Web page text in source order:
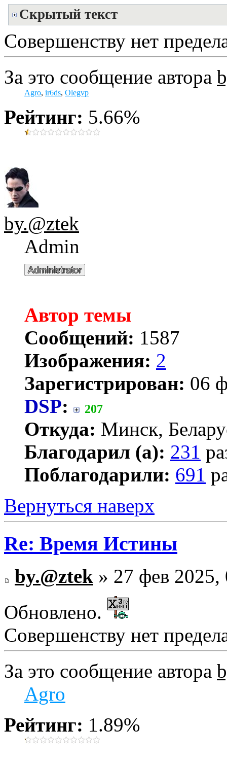
Скрытый текст
Совершенству нет
За это сообщение автора
Agro, ir6ds, Olegvp
Рейтинг: 5.66%
by.@ztek
Admin
Автор темы
Сообщений: 1587
Изображения: 2
Зарегистрирован: 06
DSP: 207
Откуда: Минск,
Благодарил (а): 231
Поблагодарили: 691
Вернуться наверх
Re: Время Истины
by.@ztek » 27 фев 2025,
Обновлено.
Совершенству нет
За это сообщение автора
Agro
Рейтинг: 1.89%